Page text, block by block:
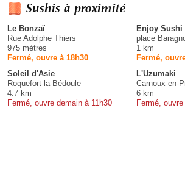
Sushis à proximité
Le Bonzaï
Rue Adolphe Thiers
975 mètres
Fermé, ouvre à 18h30
Enjoy Sushi
place
1 km
Fermé,
Soleil d'Asie
Roquefort-la-Bédoule
4.7 km
Fermé, ouvre demain à 11h30
L'Uzumaki
Carnoux-en-
6 km
Fermé,